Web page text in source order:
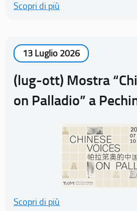
Scopri di più
13 Luglio 2026
(lug-ott) Mostra
on Palladio” a
Scopri di più